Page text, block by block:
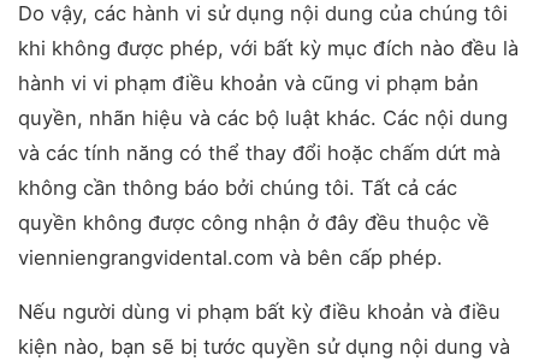
Do vậy, các hành vi sử dụng nội dung của chúng tôi
khi không được phép, với bất kỳ mục đích nào đều là
hành vi vi phạm điều khoản và cũng vi phạm bản
quyền, nhãn hiệu và các bộ luật khác. Các nội dung
và các tính năng có thể thay đổi hoặc chấm dứt mà
không cần thông báo bởi chúng tôi. Tất cả các
quyền không được công nhận ở đây đều thuộc về
vienniengrangvidental.com và bên cấp phép.
Nếu người dùng vi phạm bất kỳ điều khoản và điều
kiện nào, bạn sẽ bị tước quyền sử dụng nội dung và